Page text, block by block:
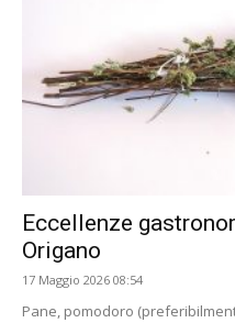
Eccellenze
Origano
17 Maggio 2026 08:54
Pane, pomodoro